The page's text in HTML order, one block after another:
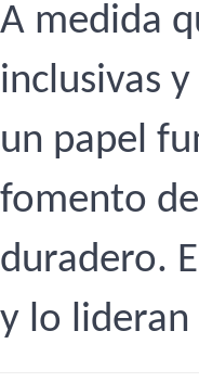
A medida
inclusivas
un papel
fomento
duradero.
y lo lideran